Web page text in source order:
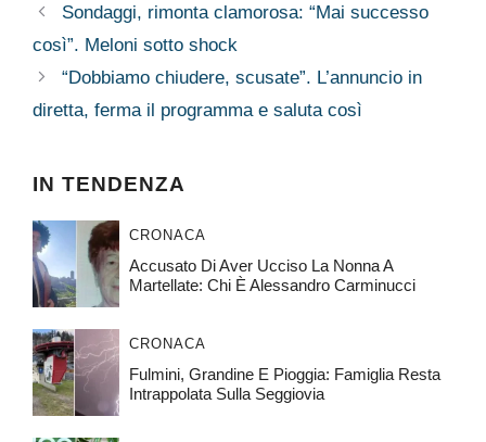
Sondaggi, rimonta clamorosa: “Mai successo
così”. Meloni sotto shock
“Dobbiamo chiudere, scusate”. L’annuncio in
diretta, ferma il programma e saluta così
IN TENDENZA
CRONACA
Accusato Di Aver Ucciso La Nonna A
Martellate: Chi È Alessandro Carminucci
CRONACA
Fulmini, Grandine E Pioggia: Famiglia Resta
Intrappolata Sulla Seggiovia